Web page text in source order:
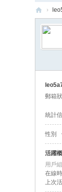
香
少
›
郵箱
統計
性別
活躍
用戶組
在線
上次